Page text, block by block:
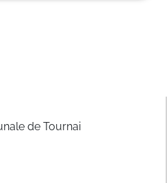
de Tournai